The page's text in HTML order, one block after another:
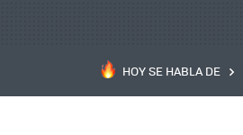
HOY SE HABLA DE